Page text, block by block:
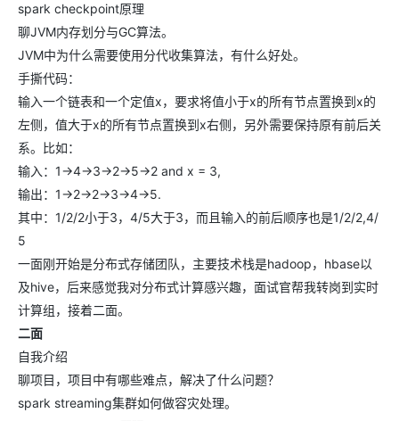
spark checkpoint原理
聊JVM内存划分与GC算法。
JVM中为什么需要使用分代收集算法，有什么好处。
手撕代码：
输入一个链表和一个定值x，要求将值小于x的所有节点置换到x的
左侧，值大于x的所有节点置换到x右侧，另外需要保持原有前后关
系。比如：
输入：1->4->3->2->5->2 and x = 3,
输出：1->2->2->3->4->5.
其中：1/2/2小于3，4/5大于3，而且输入的前后顺序也是1/2/2,4/
5
一面刚开始是分布式存储团队，主要技术栈是hadoop，hbase以
及hive，后来感觉我对分布式计算感兴趣，面试官帮我转岗到实时
计算组，接着二面。
二面
自我介绍
聊项目，项目中有哪些难点，解决了什么问题？
spark streaming集群如何做容灾处理。